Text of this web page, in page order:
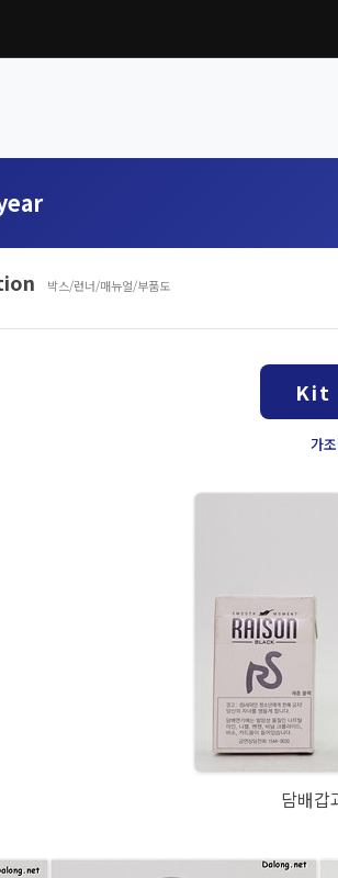
박스/런너/매뉴얼/부품도
Kit
가
담배갑